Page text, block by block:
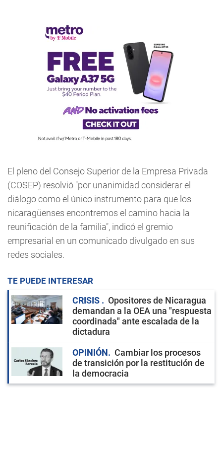
El pleno del Consejo Superior de la Empresa Privada
(COSEP) resolvió "por unanimidad considerar el
diálogo como el único instrumento para que los
nicaragüenses encontremos el camino hacia la
reunificación de la familia", indicó el gremio
empresarial en un comunicado divulgado en sus
redes sociales.
TE PUEDE INTERESAR
CRISIS
Opositores de Nicaragua
demandan a la OEA una "respuesta
coordinada" ante escalada de la
dictadura
OPINIÓN
Cambiar los procesos
de transición por la restitución de
la democracia